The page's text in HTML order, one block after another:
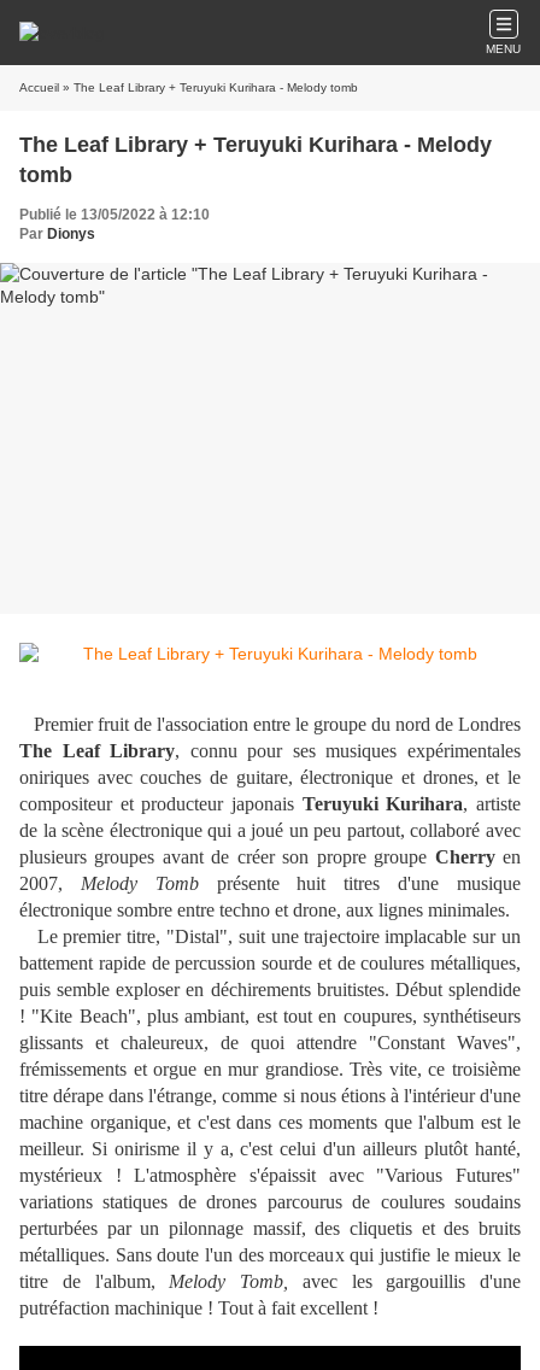
MENU
Accueil » The Leaf Library + Teruyuki Kurihara - Melody tomb
The Leaf Library + Teruyuki Kurihara - Melody
tomb
Publié le 13/05/2022 à 12:10
Par Dionys
Premier fruit de l'association entre le groupe du nord de Londres
The Leaf Library, connu pour ses musiques expérimentales
oniriques avec couches de guitare, électronique et drones, et le
compositeur et producteur japonais Teruyuki Kurihara, artiste
de la scène électronique qui a joué un peu partout, collaboré avec
plusieurs groupes avant de créer son propre groupe Cherryen
2007, Melody Tombprésente huit titres d'une musique
électronique sombre entre techno et drone, aux lignes minimales.
Le premier titre, "Distal", suit une trajectoire implacable sur un
battement rapide de percussion sourde et de coulures métalliques,
puis semble exploser en déchirements bruitistes. Début splendide
! "Kite Beach", plus ambiant, est tout en coupures, synthétiseurs
glissants et chaleureux, de quoi attendre "Constant Waves",
frémissements et orgue en mur grandiose. Très vite, ce troisième
titre dérape dans l'étrange, comme si nous étions à l'intérieur d'une
machine organique, et c'est dans ces moments que l'album est le
meilleur. Si onirisme il y a, c'est celui d'un ailleurs plutôt hanté,
mystérieux ! L'atmosphère s'épaissit avec "Various Futures"
variations statiques de drones parcourus de coulures soudains
perturbées par un pilonnage massif, des cliquetis et des bruits
métalliques. Sans doute l'un des morceaux qui justifie le mieux le
titre de l'album, Melody Tomb, avec les gargouillis d'une
putréfaction machinique ! Tout à fait excellent !